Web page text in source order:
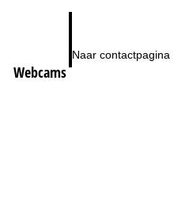
Naar contactpagina
Webcams